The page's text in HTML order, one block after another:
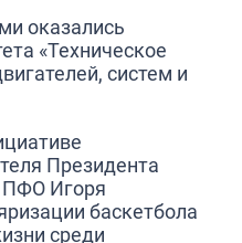
оказались
«Техническое
систем и
Президента
ПФО Игоря
баскетбола
среди